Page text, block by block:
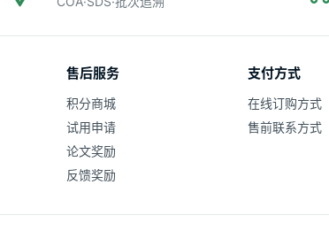
售后服务
积分商城
试用申请
论文奖励
反馈奖励
支付方式
在线订购方式
售前联系方式